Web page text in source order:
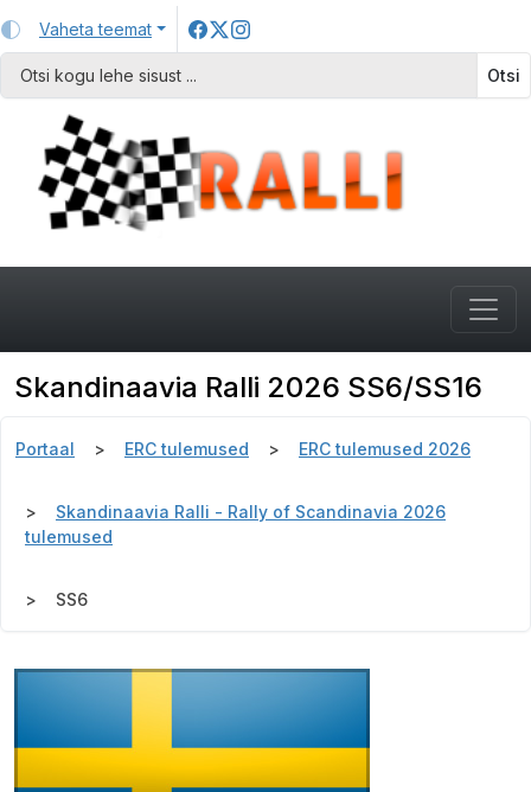
Vaheta teemat
Otsi
Skandinaavia Ralli 2026 SS6/SS16
Portaal ERC tulemused ERC tulemused 2026
Skandinaavia Ralli - Rally of Scandinavia 2026
tulemused
SS6